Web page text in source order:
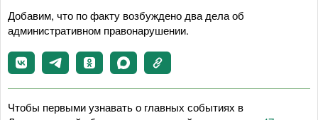
Добавим, что по факту возбуждено два дела об
административном правонарушении.
Чтобы первыми узнавать о главных событиях в